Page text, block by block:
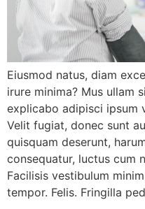
Eiusmod natus, diam
irure minima? Mus ullam
explicabo adipisci ipsum
Velit fugiat, donec sunt
quisquam deserunt,
consequatur, luctus cum
Facilisis vestibulum
tempor. Felis. Fringilla